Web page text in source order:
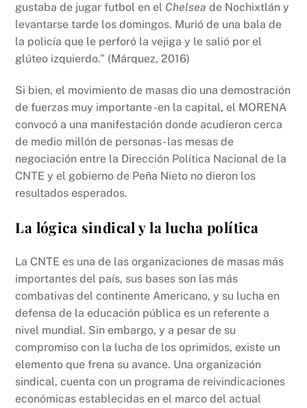
gustaba de jugar futbol en el Chelsea de Nochixtlán y
levantarse tarde los domingos. Murió de una bala de
la policía que le perforó la vejiga y le salió por el
glúteo izquierdo.” (Márquez, 2016)
Si bien, el movimiento de masas dio una demostración
de fuerzas muy importante -en la capital, el MORENA
convocó a una manifestación donde acudieron cerca
de medio millón de personas- las mesas de
negociación entre la Dirección Política Nacional de la
CNTE y el gobierno de Peña Nieto no dieron los
resultados esperados.
La lógica sindical y la lucha política
La CNTE es una de las organizaciones de masas más
importantes del país, sus bases son las más
combativas del continente Americano, y su lucha en
defensa de la educación pública es un referente a
nivel mundial. Sin embargo, y a pesar de su
compromiso con la lucha de los oprimidos, existe un
elemento que frena su avance. Una organización
sindical, cuenta con un programa de reivindicaciones
económicas establecidas en el marco del actual